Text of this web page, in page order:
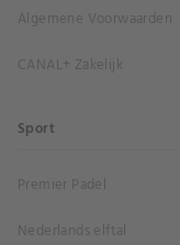
Algemene Voorwaarden
CANAL+ Zakelijk
Sport
Premier Padel
Nederlands elftal